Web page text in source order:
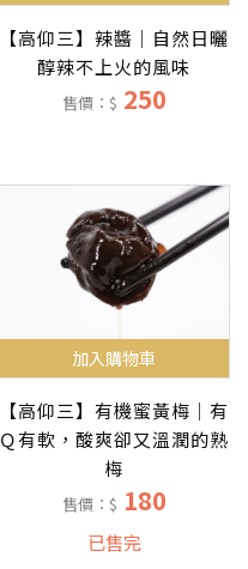
【高仰三】辣醬｜自然日曬
醇辣不上火的風味
售價：$ 250
加入購物車
【高仰三】有機蜜黃梅｜有
Ｑ有軟，酸爽卻又溫潤的熟
梅
售價：$ 180
已售完